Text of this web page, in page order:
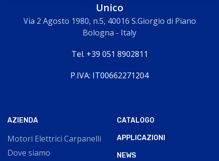
Unico
Via 2 Agosto 1980, n.5, 40016 S.Giorgio di Piano
Bologna - Italy
Tel. +39 051 8902811
P.IVA: IT00662271204
AZIENDA
Motori Elettrici Carpanelli
Dove siamo
CATALOGO
APPLICAZIONI
NEWS